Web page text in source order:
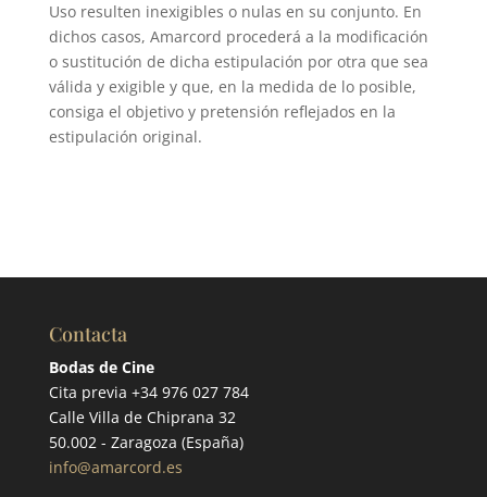
Uso resulten inexigibles o nulas en su conjunto. En
dichos casos, Amarcord procederá a la modificación
o sustitución de dicha estipulación por otra que sea
válida y exigible y que, en la medida de lo posible,
consiga el objetivo y pretensión reflejados en la
estipulación original.
Contacta
Bodas de Cine
Cita previa +34 976 027 784
Calle Villa de Chiprana 32
50.002 - Zaragoza (España)
info@amarcord.es